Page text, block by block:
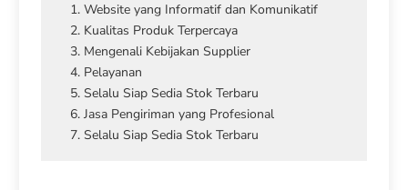
1. Website yang Informatif dan Komunikatif
2. Kualitas Produk Terpercaya
3. Mengenali Kebijakan Supplier
4. Pelayanan
5. Selalu Siap Sedia Stok Terbaru
6. Jasa Pengiriman yang Profesional
7. Selalu Siap Sedia Stok Terbaru